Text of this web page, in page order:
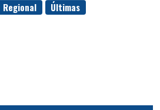
Regional Últimas